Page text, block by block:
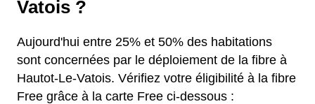
Vatois ?
Aujourd'hui entre 25% et 50% des habitations
sont concernées par le déploiement de la fibre à
Hautot-Le-Vatois. Vérifiez votre éligibilité à la fibre
Free grâce à la carte Free ci-dessous :